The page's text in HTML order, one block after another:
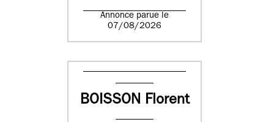
Annonce parue le
07/08/2026
BOISSON Florent